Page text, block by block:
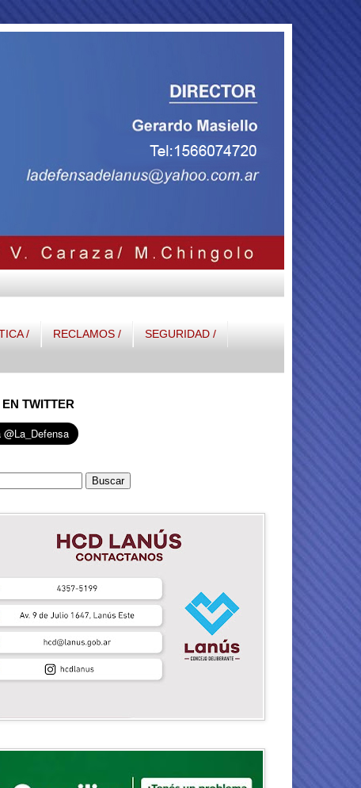
/ RECLAMOS / SEGURIDAD /
TWITTER